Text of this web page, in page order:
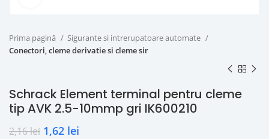
Prima pagină
Sigurante si intrerupatoare automate
Conectori, cleme derivatie si cleme sir
Schrack Element terminal pentru cleme
tip AVK 2.5-10mmp gri IK600210
2,16lei 1,62 lei